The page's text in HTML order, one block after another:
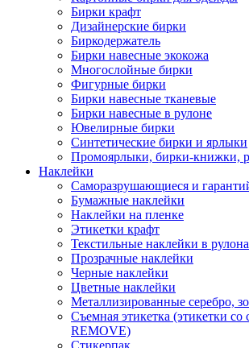
Бирки крафт
Дизайнерские бирки
Биркодержатель
Бирки навесные экокожа
Многослойные бирки
Фигурные бирки
Бирки навесные тканевые
Бирки навесные в рулоне
Ювелирные бирки
Синтетические бирки и ярлыки
Промоярлыки, бирки-книжки,
Наклейки
Саморазрушающиеся и
Бумажные наклейки
Наклейки на пленке
Этикетки крафт
Текстильные наклейки в
Прозрачные наклейки
Черные наклейки
Цветные наклейки
Металлизированные серебро,
Съемная этикетка (этикетки
REMOVE)
Стикерпак